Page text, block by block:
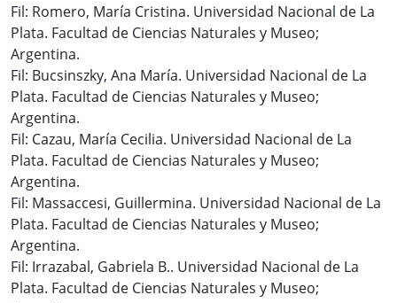
Fil: Romero, María Cristina. Universidad Nacional de La
Plata. Facultad de Ciencias Naturales y Museo;
Argentina.
Fil: Bucsinszky, Ana María. Universidad Nacional de La
Plata. Facultad de Ciencias Naturales y Museo;
Argentina.
Fil: Cazau, María Cecilia. Universidad Nacional de La
Plata. Facultad de Ciencias Naturales y Museo;
Argentina.
Fil: Massaccesi, Guillermina. Universidad Nacional de La
Plata. Facultad de Ciencias Naturales y Museo;
Argentina.
Fil: Irrazabal, Gabriela B.. Universidad Nacional de La
Plata. Facultad de Ciencias Naturales y Museo;